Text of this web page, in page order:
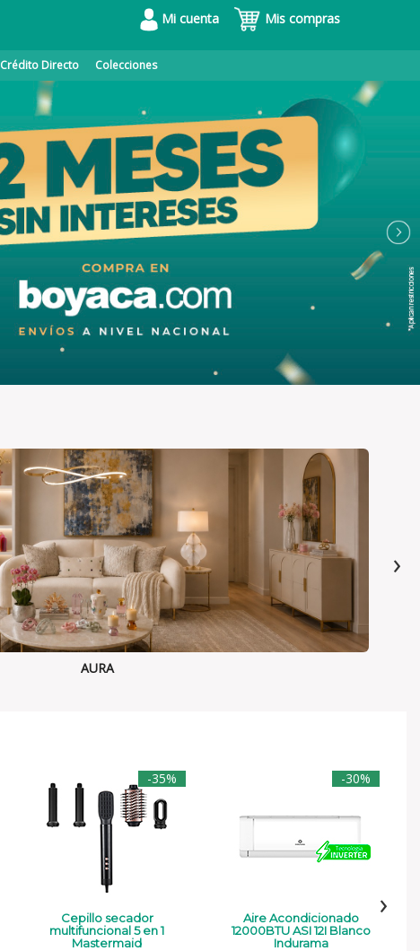
Mi cuenta Mis compras
Crédito Directo Colecciones
AURA
›
-35%
Cepillo secador
multifuncional 5 en 1
Mastermaid
-30%
Aire Acondicionado
12000BTU ASI 12I Blanco
Indurama
›